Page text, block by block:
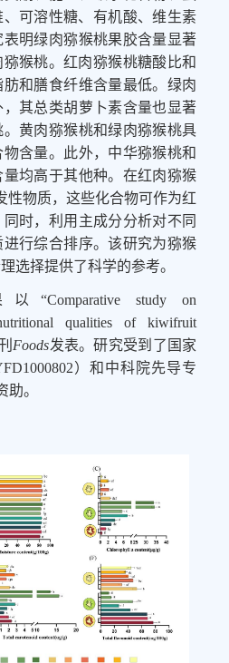
可溶性糖、有机酸、维生素
表明绿肉猕猴桃果胶含量显著
猕猴桃。红肉猕猴桃糖酸比和
肪和膳食纤维含量最低。 绿肉
，其总类胡萝卜素含量也显著
。黄肉猕猴桃和绿肉猕猴桃具
含量。此外， 中华猕猴桃和
量均高于其他种。 在红肉猕猴
性物质，这些化合物可作为红
同时，利用 主成分分析对不同
进行综合排序。该研究为猕猴
选择提供了科学的参考。
以“Comparative study on
qualities of kiwifruit
Foods发表。研究受到了国家
2）和中科院先导专
助。